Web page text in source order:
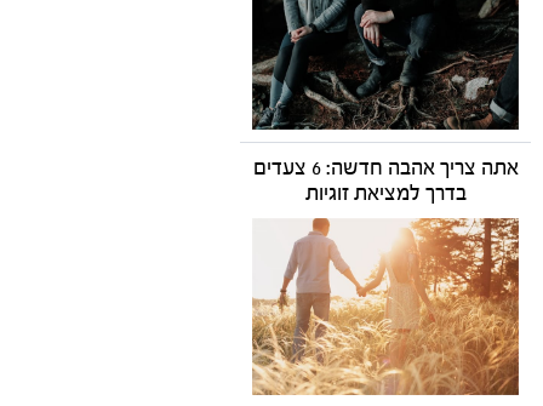
אתה צריך אהבה חדשה: 6 צעדים
בדרך למציאת זוגיות